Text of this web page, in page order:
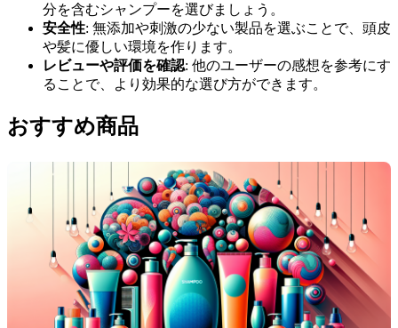
分を含むシャンプーを選びましょう。
安全性: 無添加や刺激の少ない製品を選ぶことで、頭皮
や髪に優しい環境を作ります。
レビューや評価を確認: 他のユーザーの感想を参考にす
ることで、より効果的な選び方ができます。
おすすめ商品